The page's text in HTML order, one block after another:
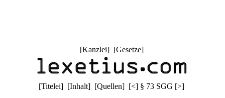
[Kanzlei] [Gesetze]
[Titelei] [Inhalt] [Quellen] [<] § 73 SGG [>]